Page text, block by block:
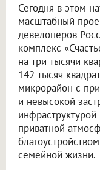
Сегодня в этом
масштабный
девелоперов
комплекс
на три тысячи
142 тысяч
микрорайон с
и невысокой
приватной
семейной жизни.